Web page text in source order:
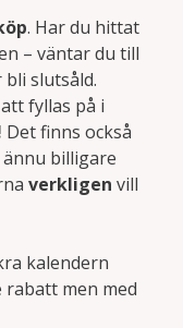
. Har du hittat
– väntar du till
slutsåld.
fyllas på i
Det finns också
billigare
verkligen vill
kalendern
men med